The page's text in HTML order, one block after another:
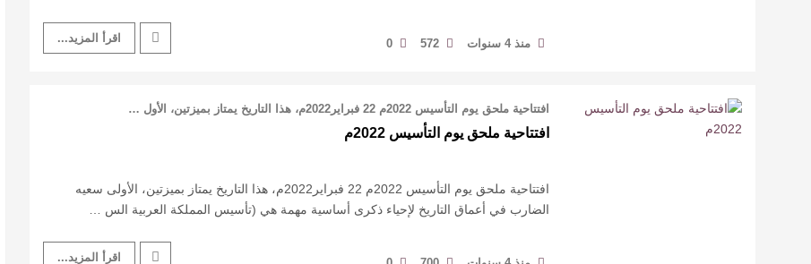
منذ 4 سنوات 572
0 اقرأ المزيد...
افتتاحية ملحق يوم التأسيس 2022م 22 فبراير2022م، هذا التاريخ يمتاز بميزتين، الأول …
افتتاحية ملحق يوم التأسيس 2022م
افتتاحية ملحق يوم التأسيس 2022م 22 فبراير2022م، هذا التاريخ يمتاز بميزتين، الأولى سعيه
الضارب في أعماق التاريخ لإحياء ذكرى أساسية مهمة هي (تأسيس المملكة العربية الس …
اقرأ المزيد...